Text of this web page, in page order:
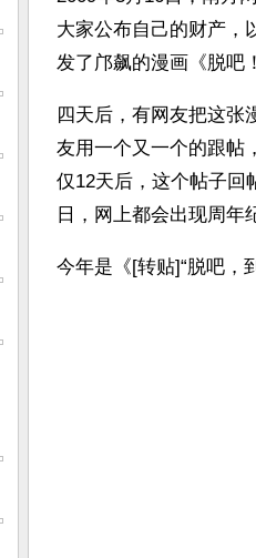
大家公布自己的财产，
发了邝飙的漫画《脱吧
四天后，有网友把这张
友用一个又一个的跟帖
仅12天后，这个帖子回
日，网上都会出现周年
今年是《[转贴]“脱吧，